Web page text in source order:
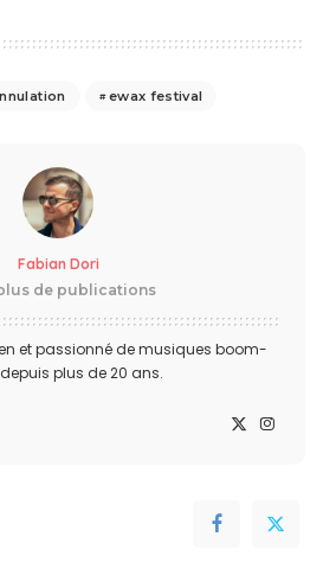
ewax festival
Fabian Dori
de publications
et passionné de musiques boom-
plus de 20 ans.